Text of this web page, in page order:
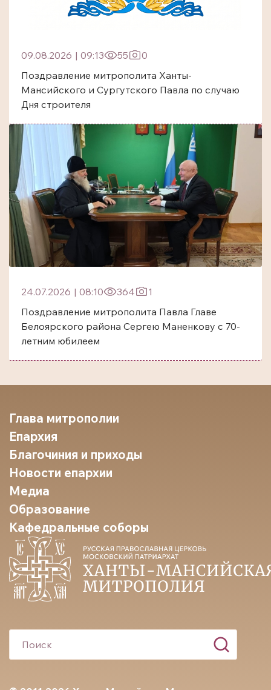
09.08.2026 | 09:13 55
0
Поздравление митрополита Ханты-
Мансийского и Сургутского Павла по случаю
Дня строителя
24.07.2026 | 08:10 364
1
Поздравление митрополита Павла Главе
Белоярского района Сергею Маненкову с 70-
летним юбилеем
Глава митрополии
Епархия
Благочиния и приходы
Новости епархии
Медиа
Образование
Кафедральные соборы